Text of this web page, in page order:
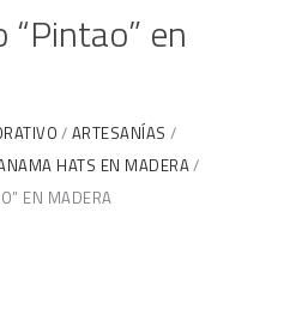
en
ARTESANÍAS
HATS EN MADERA
EN MADERA